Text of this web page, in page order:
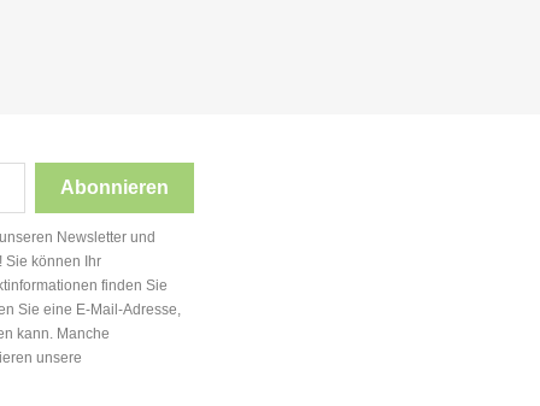
Newsletter und
Sie können Ihr
finden Sie
Sie eine E-Mail-Adresse,
kann. Manche
unsere